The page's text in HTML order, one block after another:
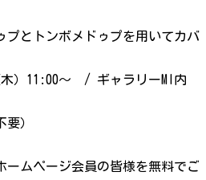
プとトンボメドゥプを用いてカバ
木）11:00～ / ギャラリーMI内
要）
ームページ会員の皆様を無料でご